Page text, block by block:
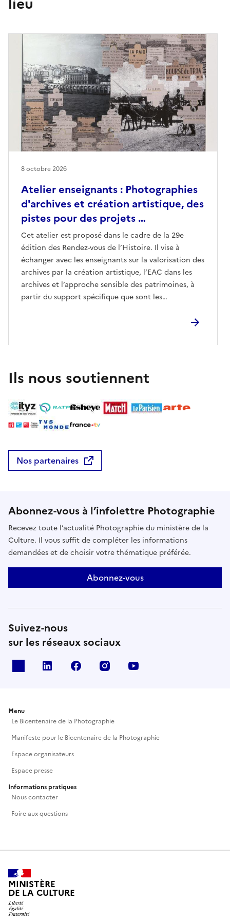
Atelier enseignants : Photographies
d'archives et création artistique, des
pistes pour des projets …
Cet atelier est proposé dans le cadre de la 29e
édition des Rendez-vous de l’Histoire. Il vise à
échanger avec les enseignants sur la valorisation des
archives par la création artistique, l’EAC dans les
archives et l’approche sensible des patrimoines, à
partir du support spécifique que sont les
expériences des Archives départementales.En 2026,
Blois/Agglopolys autour de photographies
d’archives. Les élèves ont été accompagnés par une
enseignante dans la réalisation de reconductions
photographiques. Ils ont ainsi été familiarisés avec
l’histoire de la photographie et de ses pratiques, de
avant/après ont fait l’objet d’une exposition,
intitulée “En vis-à-vis : vues de rues, vues d'archives”
8 octobre 2026
Ils nous soutiennent
Nos partenaires
Abonnez-vous à l’infolettre Photographie
Recevez toute l’actualité Photographie du ministère de la
Culture. Il vous suffit de compléter les informations
demandées et de choisir votre thématique préférée.
Abonnez-vous
Suivez-nous
sur les réseaux sociaux
Linkedin Facebook Instagram
Menu
Le Bicentenaire de la Photographie
Manifeste pour le Bicentenaire de la Photographie
Espace organisateurs
Espace presse
Informations pratiques
Nous contacter
Foire aux questions
MINISTÈRE
DE LA CULTURE